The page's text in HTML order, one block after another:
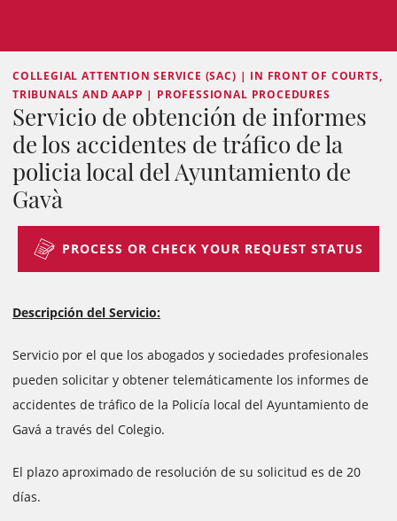
COLLEGIAL ATTENTION SERVICE (SAC) | IN FRONT OF COURTS,
TRIBUNALS AND AAPP | PROFESSIONAL PROCEDURES
Servicio de obtención de informes
de los accidentes de tráfico de la
policia local del Ayuntamiento de
Gavà
PROCESS OR CHECK YOUR REQUEST STATUS
Descripción del Servicio:
Servicio por el que los abogados y sociedades profesionales
pueden solicitar y obtener telemáticamente los informes de
accidentes de tráfico de la Policía local del Ayuntamiento de
Gavá a través del Colegio.
El plazo aproximado de resolución de su solicitud es de 20
días.